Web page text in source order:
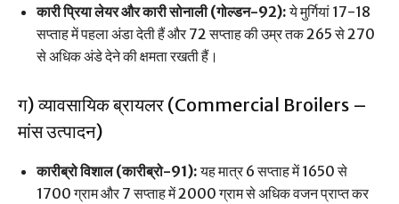
कारी प्रिया लेयर और कारी सोनाली (गोल्डन-92):ये मुर्गियां 17-18
सप्ताह में पहला अंडा देती हैं और 72 सप्ताह की उम्र तक 265 से 270
से अधिक अंडे देने की क्षमता रखती हैं।
ग) व्यावसायिक ब्रायलर (Commercial Broilers –
मांस उत्पादन)
कारीब्रो विशाल (कारीब्रो-91):यह मात्र 6 सप्ताह में 1650 से
1700 ग्राम और 7 सप्ताह में 2000 ग्राम से अधिक वजन प्राप्त कर